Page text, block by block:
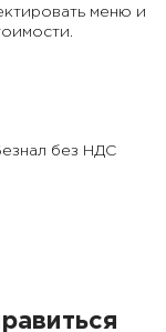
меню и
без НДС